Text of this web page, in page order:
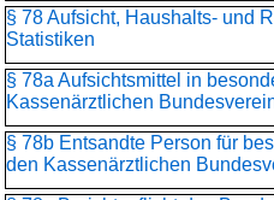
§ 78 Aufsicht, Haushalts- und
Statistiken
§ 78a Aufsichtsmittel in
Kassenärztlichen
§ 78b Entsandte Person für
den Kassenärztlichen